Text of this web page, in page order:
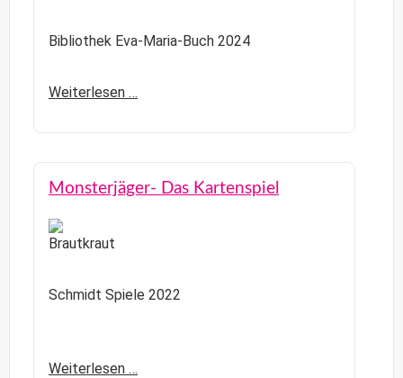
Bibliothek Eva-Maria-Buch 2024
Weiterlesen …
Monsterjäger- Das Kartenspiel
Schmidt Spiele 2022
Weiterlesen …